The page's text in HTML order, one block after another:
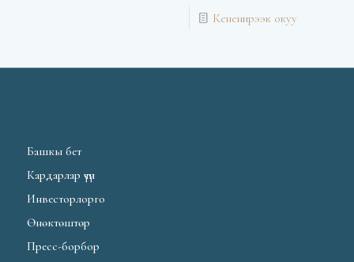
Кененирээк окуу
Башкы бет
Кардарлар үчүн
Инвесторлорго
Өнөктөштөр
Пресс-борбор